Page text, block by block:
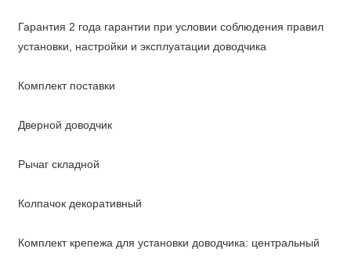
Гарантия 2 года гарантии при условии соблюдения правил
установки, настройки и эксплуатации доводчика
Комплект поставки
Дверной доводчик
Рычаг складной
Колпачок декоративный
Комплект крепежа для установки доводчика: центральный